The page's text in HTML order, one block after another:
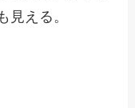
見える。